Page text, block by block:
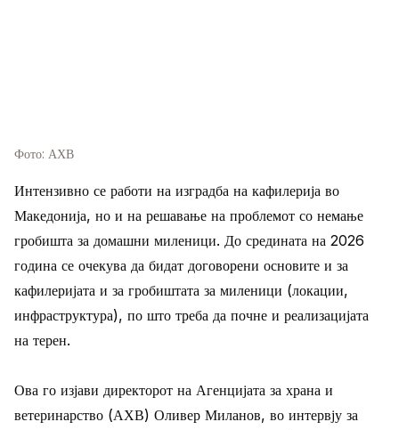
Фото: АХВ
Интензивно се работи на изградба на кафилерија во
Македонија, но и на решавање на проблемот со немање
гробишта за домашни миленици. До средината на 2026
година се очекува да бидат договорени основите и за
кафилеријата и за гробиштата за миленици (локации,
инфраструктура), по што треба да почне и реализацијата
на терен.
Ова го изјави директорот на Агенцијата за храна и
ветеринарство (АХВ) Оливер Миланов, во интервју за